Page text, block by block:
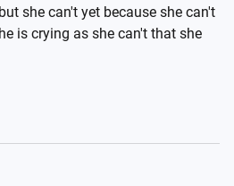
she can't yet because she can't
is crying as she can't that she